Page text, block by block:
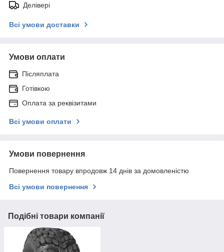
Делівері
Всі умови доставки
Умови оплати
Післяплата
Готівкою
Оплата за реквізитами
Всі умови оплати
Умови повернення
Повернення товару впродовж 14 днів за домовленістю
Всі умови повернення
Подібні товари компанії